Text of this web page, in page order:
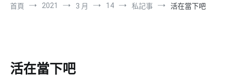
首頁 2021 3 月 14 私記事 活在當下吧
活在當下吧